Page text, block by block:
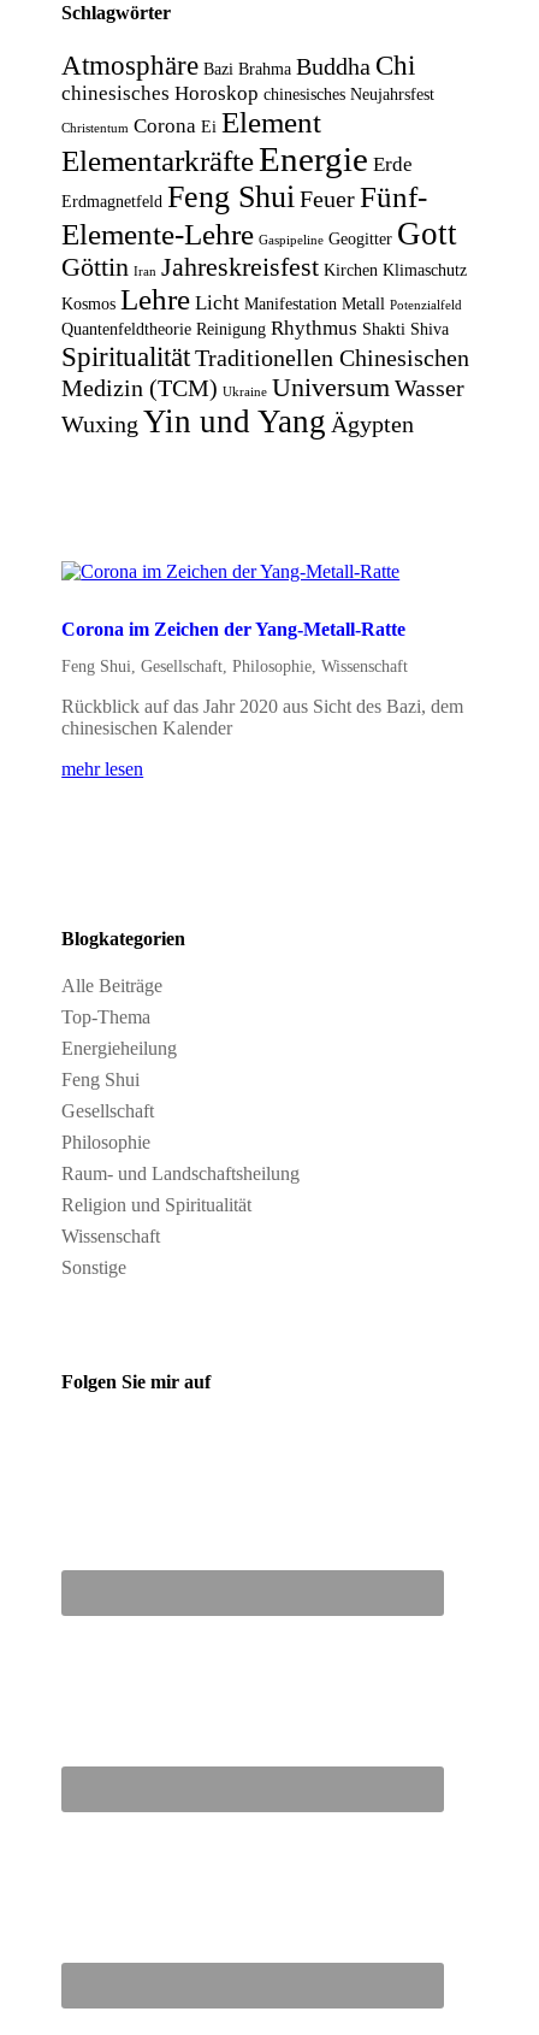
Schlagwörter
Atmosphäre Bazi Brahma Buddha Chi
chinesisches Horoskop chinesisches Neujahrsfest
Christentum Corona Ei Element
ElementarkräfteEnergie Erde
Erdmagnetfeld Feng Shui Feuer Fünf-
Elemente-Lehre Gaspipeline Geogitter Gott
Göttin Iran Jahreskreisfest Kirchen Klimaschutz
Kosmos Lehre Licht Manifestation Metall Potenzialfeld
Quantenfeldtheorie Reinigung Rhythmus Shakti Shiva
Spiritualität Traditionellen Chinesischen
Medizin (TCM) Ukraine Universum Wasser
Wuxing Yin und Yang Ägypten
Corona im Zeichen der Yang-Metall-Ratte
Feng Shui ,Gesellschaft ,Philosophie ,Wissenschaft
Rückblick auf das Jahr 2020 aus Sicht des Bazi, dem
chinesischen Kalender
mehr lesen
Blogkategorien
Alle Beiträge
Top-Thema
Energieheilung
Feng Shui
Gesellschaft
Philosophie
Raum- und Landschaftsheilung
Religion und Spiritualität
Wissenschaft
Sonstige
Folgen Sie mir auf